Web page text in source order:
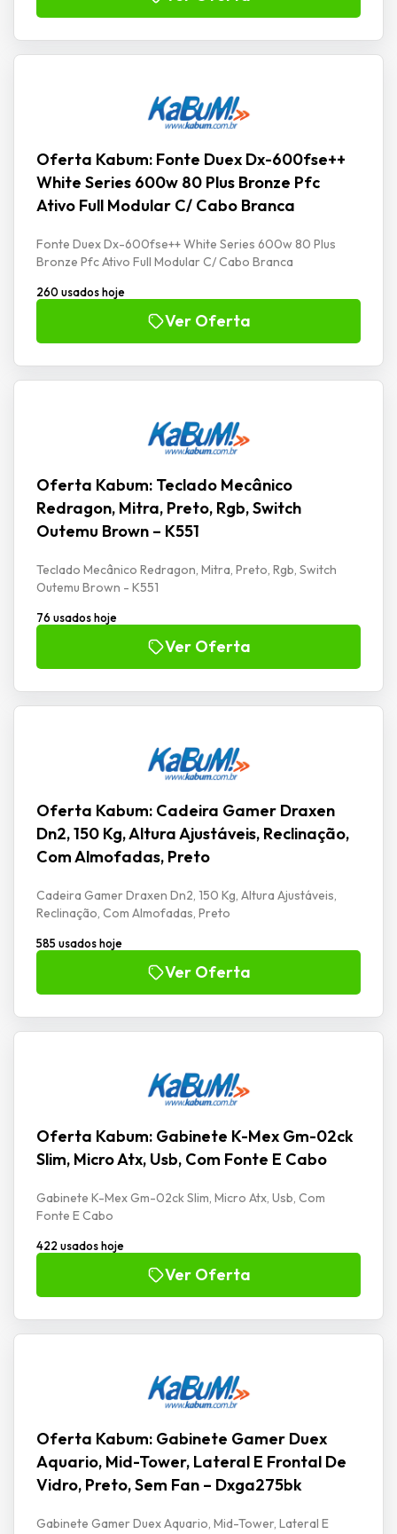
Oferta Kabum: Fonte Duex Dx-600fse++
White Series 600w 80 Plus Bronze Pfc
Ativo Full Modular C/ Cabo Branca
Fonte Duex Dx-600fse++ White Series 600w 80 Plus
Bronze Pfc Ativo Full Modular C/ Cabo Branca
260 usados hoje
Ver Oferta
Oferta Kabum: Teclado Mecânico
Redragon, Mitra, Preto, Rgb, Switch
Outemu Brown – K551
Teclado Mecânico Redragon, Mitra, Preto, Rgb, Switch
Outemu Brown - K551
76 usados hoje
Ver Oferta
Oferta Kabum: Cadeira Gamer Draxen
Dn2, 150 Kg, Altura Ajustáveis, Reclinação,
Com Almofadas, Preto
Cadeira Gamer Draxen Dn2, 150 Kg, Altura Ajustáveis,
Reclinação, Com Almofadas, Preto
585 usados hoje
Ver Oferta
Oferta Kabum: Gabinete K-Mex Gm-02ck
Slim, Micro Atx, Usb, Com Fonte E Cabo
Gabinete K-Mex Gm-02ck Slim, Micro Atx, Usb, Com
Fonte E Cabo
422 usados hoje
Ver Oferta
Oferta Kabum: Gabinete Gamer Duex
Aquario, Mid-Tower, Lateral E Frontal De
Vidro, Preto, Sem Fan – Dxga275bk
Gabinete Gamer Duex Aquario, Mid-Tower, Lateral E